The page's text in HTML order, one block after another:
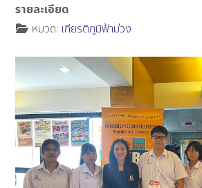
รายละเอียด
หมวด: เกียรติภูมิฟ้าม่วง